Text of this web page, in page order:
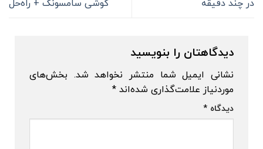
در چند دقیقه گوشی سامسونگ + راه‌حل
دیدگاهتان را بنویسید
نشانی ایمیل شما منتشر نخواهد شد. بخش‌های
موردنیاز علامت‌گذاری شده‌اند*
دیدگاه*